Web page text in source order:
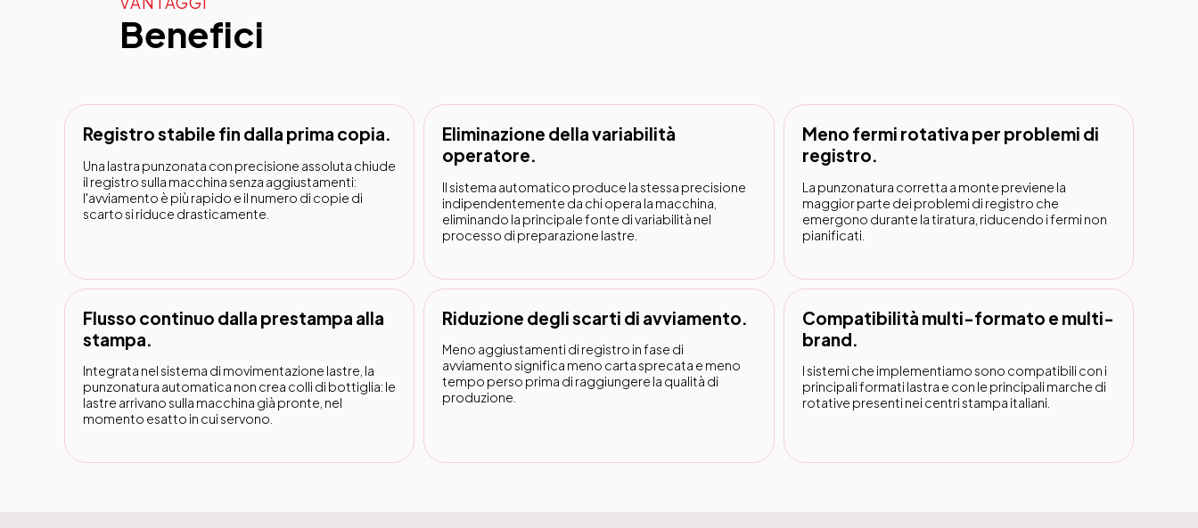
Benefici
Registro stabile fin dalla prima copia.
Una lastra punzonata con precisione assoluta chiude
il registro sulla macchina senza aggiustamenti:
l'avviamento è più rapido e il numero di copie di
scarto si riduce drasticamente.
Eliminazione della variabilità
operatore.
Il sistema automatico produce la stessa precisione
indipendentemente da chi opera la macchina,
eliminando la principale fonte di variabilità nel
processo di preparazione lastre.
Meno fermi rotativa per problemi di
registro.
La punzonatura corretta a monte previene la
maggior parte dei problemi di registro che
emergono durante la tiratura, riducendo i fermi non
pianificati.
Flusso continuo dalla prestampa alla
stampa.
Integrata nel sistema di movimentazione lastre, la
punzonatura automatica non crea colli di bottiglia: le
lastre arrivano sulla macchina già pronte, nel
momento esatto in cui servono.
Riduzione degli scarti di avviamento.
Meno aggiustamenti di registro in fase di
avviamento significa meno carta sprecata e meno
tempo perso prima di raggiungere la qualità di
produzione.
Compatibilità multi-formato e multi-
brand.
I sistemi che implementiamo sono compatibili con i
principali formati lastra e con le principali marche di
rotative presenti nei centri stampa italiani.